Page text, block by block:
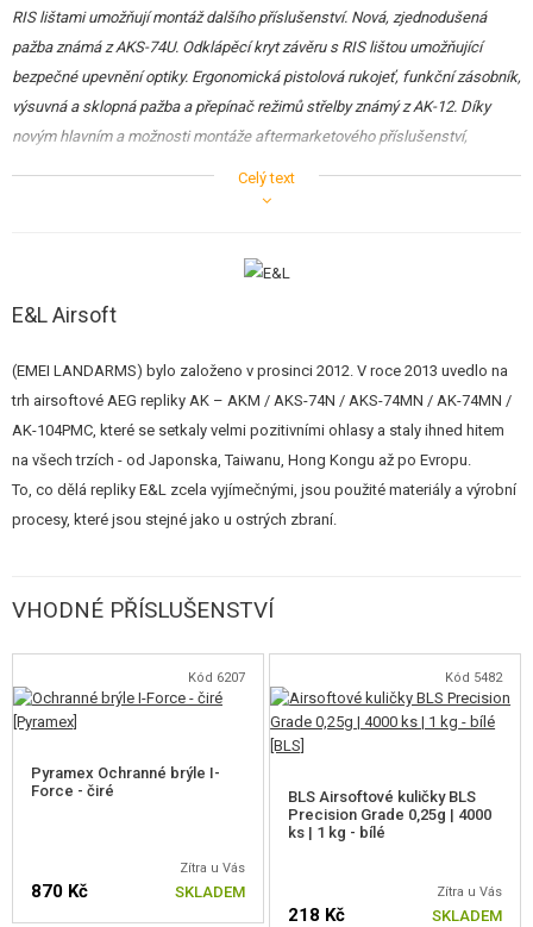
KONTAKT
RIS lištami umožňují montáž dalšího příslušenství. Nová, zjednodušená
pažba známá z AKS-74U. Odklápěcí kryt závěru s RIS lištou umožňující
bezpečné upevnění optiky. Ergonomická pistolová rukojeť, funkční zásobník,
výsuvná a sklopná pažba a přepínač režimů střelby známý z AK-12. Díky
novým hlavním a možnosti montáže aftermarketového příslušenství,
spolehlivosti a ergonomii si získala sympatie ruských vojáků a je pro
zbraně sada obsahovala také tlumič zvuku, nosný pás, pouzdro a vertikální
dřeva a oceli, představuje vylepšenou verzi repliky AKS-74UN.
Nejlepší zárukou realismu je skutečnost, že airsoftové zbraně E&Ljsou
montovány v továrně specializované na výrobu střelných zbraní
proto jsou některé vnější komponenty identické s jejich reálnými protějšky
a pocházejí ze stejné výrobní linky. Výrobce se postaral o nejmenší detaily,
Zbraň patří do série Platinum
, kde byla pozornost věnovaná detailům
dovedená k dokonalosti. Uvnitř zbraně této série najdete řadu vysoce
kvalitních dílů, které zlepšujívýkon i odolnost, což je charakteristické pro
high-end tuningové repliky.
brynýrován
ještě realističtější. Také proces postupného opotřebení uživatelem
způsobuje, že oxidované povrchy vypadají mnohem lépe, než u
I váha zbraně se blíží reálné předloze. Replika je těžká a ocelová vnější
hlaveň zajišťuje správnou rovnováhu. Pozoruhodnou vlastností je jistě
Celý text
E&L Airsoft
(EMEI LANDARMS) bylo založeno v prosinci 2012. V roce 2013 uvedlo na
trh airsoftové AEG repliky AK – AKM / AKS-74N / AKS-74MN / AK-74MN /
AK-104PMC, které se setkaly velmi pozitivními ohlasy a staly ihned hitem
na všech trzích - od Japonska, Taiwanu, Hong Kongu až po Evropu.
To, co dělá repliky E&L zcela vyjímečnými, jsou použité materiály a výrobní
procesy, které jsou stejné jako u ostrých zbraní.
VHODNÉ PŘÍSLUŠENSTVÍ
Kód 6207
Pyramex Ochranné brýle I-
Force - čiré
Zítra u Vás
870 Kč SKLADEM
Kód 5482
BLS Airsoftové kuličky BLS
Precision Grade 0,25g | 4000
ks | 1 kg - bílé
Zítra u Vás
218 Kč SKLADEM